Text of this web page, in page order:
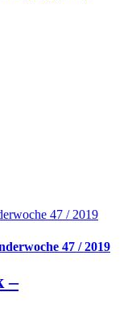
47 / 2019
47 / 2019
–